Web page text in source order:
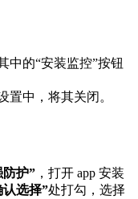
中的“安装监控”按钮
置中，将其关闭。
防护” ，打开 app 安装
认选择”处打勾，选择